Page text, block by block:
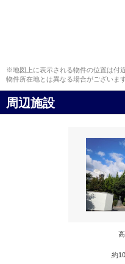
※地図上に表示される物件の位置は付
物件所在地とは異なる場合がございます
周辺施設
約